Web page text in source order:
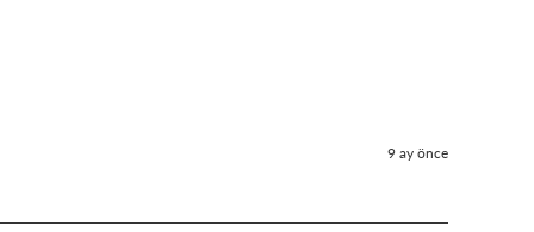
9 ay önce